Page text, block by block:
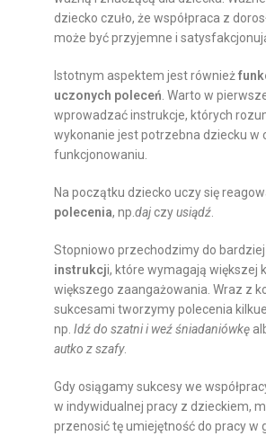
dziecko czuło, że współpraca z
może być przyjemne i
Istotnym aspektem jest również
uczonych poleceń. Warto w
wprowadzać instrukcje, których
wykonanie jest potrzebna dziecku w
funkcjonowaniu.
Na początku dziecko uczy się
polecenia, np.daj czyusiądź.
Stopniowo przechodzimy do bardziej
instrukcji, które wymagają większej
większego zaangażowania. Wraz z
sukcesami tworzymy polecenia
np. Idź do szatni i weź śniadaniówkę
autko z szafy.
Gdy osiągamy sukcesy we
w indywidualnej pracy z dzieckiem,
przenosić tę umiejętność do pracy w